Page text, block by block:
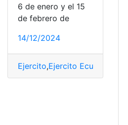
6 de enero y el 15
de febrero de
14/12/2024
Ejercito,Ejercito Ecuatoriano